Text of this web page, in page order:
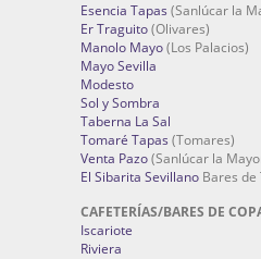
Esencia Tapas (Sanlúcar la
Er Traguito(Olivares)
Manolo Mayo(Los Palacios)
Mayo Sevilla
Modesto
Sol y Sombra
Taberna La Sal
Tomaré Tapas (Tomares)
Venta Pazo(Sanlúcar la
El Sibarita Sevillano Bares de
CAFETERÍAS/BARES DE
Iscariote
Riviera